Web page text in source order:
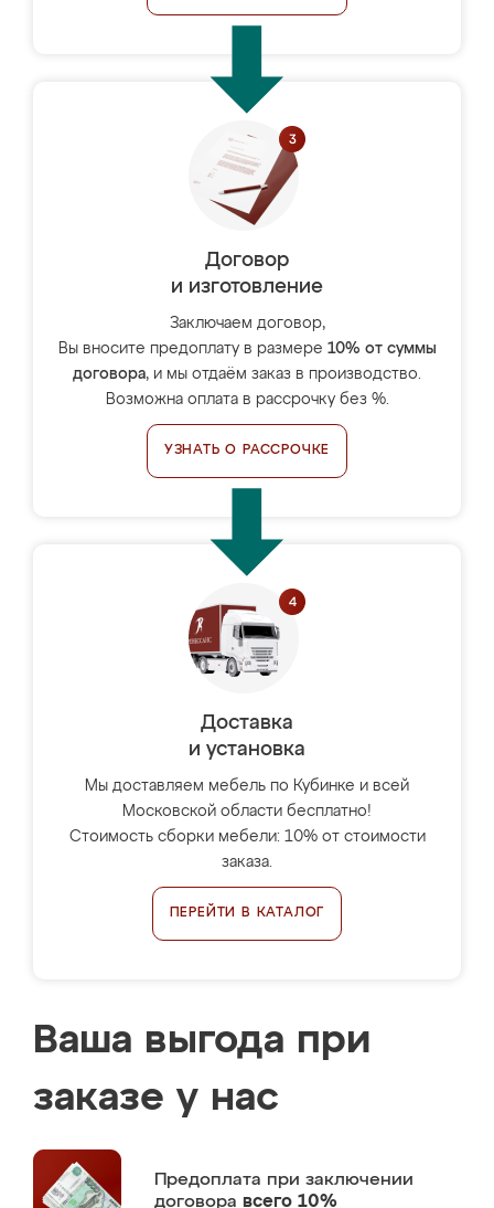
Договор
и изготовление
Заключаем договор,
Вы вносите предоплату в размере 10% от суммы
договора, и мы отдаём заказ в производство.
Возможна оплата в рассрочку без %.
УЗНАТЬ О РАССРОЧКЕ
Доставка
и установка
Мы доставляем мебель по Кубинке и всей
Московской области бесплатно!
Стоимость сборки мебели: 10% от стоимости
заказа.
ПЕРЕЙТИ В КАТАЛОГ
Ваша выгода при
заказе у нас
Предоплата при заключении
договора всего 10%